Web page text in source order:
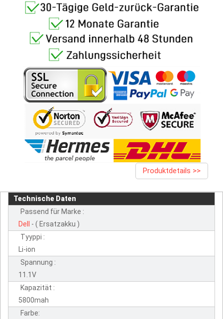
Produktdetails >>
Technische Daten
Passend für Marke :
Dell
- ( Ersatzakku )
Tyyppi :
Li-ion
Spannung :
11.1V
Kapazität :
5800mah
Farbe: